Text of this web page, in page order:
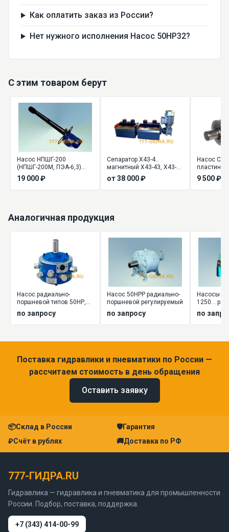
Как оплатить заказ из России?
Нет нужного исполнения Насос 50НР32?
С этим товаром берут
Насос НПШГ-200
(НПШГ-200М, ПЭА-6,3)
густой смазки
19 000 ₽
Сепаратор Х43-4..
магнитный Х43-43, Х43-
44, Х43-45
от 38 000 ₽
Насос
9 500 ₽
Аналогичная продукция
Насос радиально-
поршневой типов 50НР,
по запросу
Насос 50НРР радиально-
поршневой регулируемый
по запросу
Насосы
1250...
по
Поставка гидравлики и пневматики по России —
рассчитаем стоимость в день обращения
Оставить заявку
📦Склад в России 🛡Гарантия
₽Счёт в рублях 🚚Доставка по РФ
777-ГИДРА.RU
Гидравлика — гидравлика и пневматика для промышленности
России. Подбор, поставка, поддержка.
+7 (343) 414-00-99